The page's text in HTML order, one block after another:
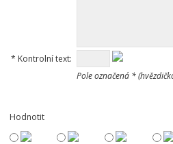
* Kontrolní text:
Pole označená *
Hodnotit